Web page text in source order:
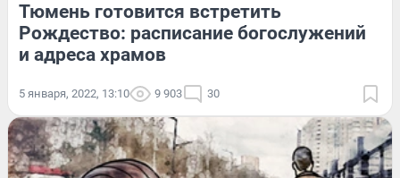
Тюмень готовится встретить
Рождество: расписание богослужений
и адреса храмов
5 января, 2022, 13:10 9 903 30